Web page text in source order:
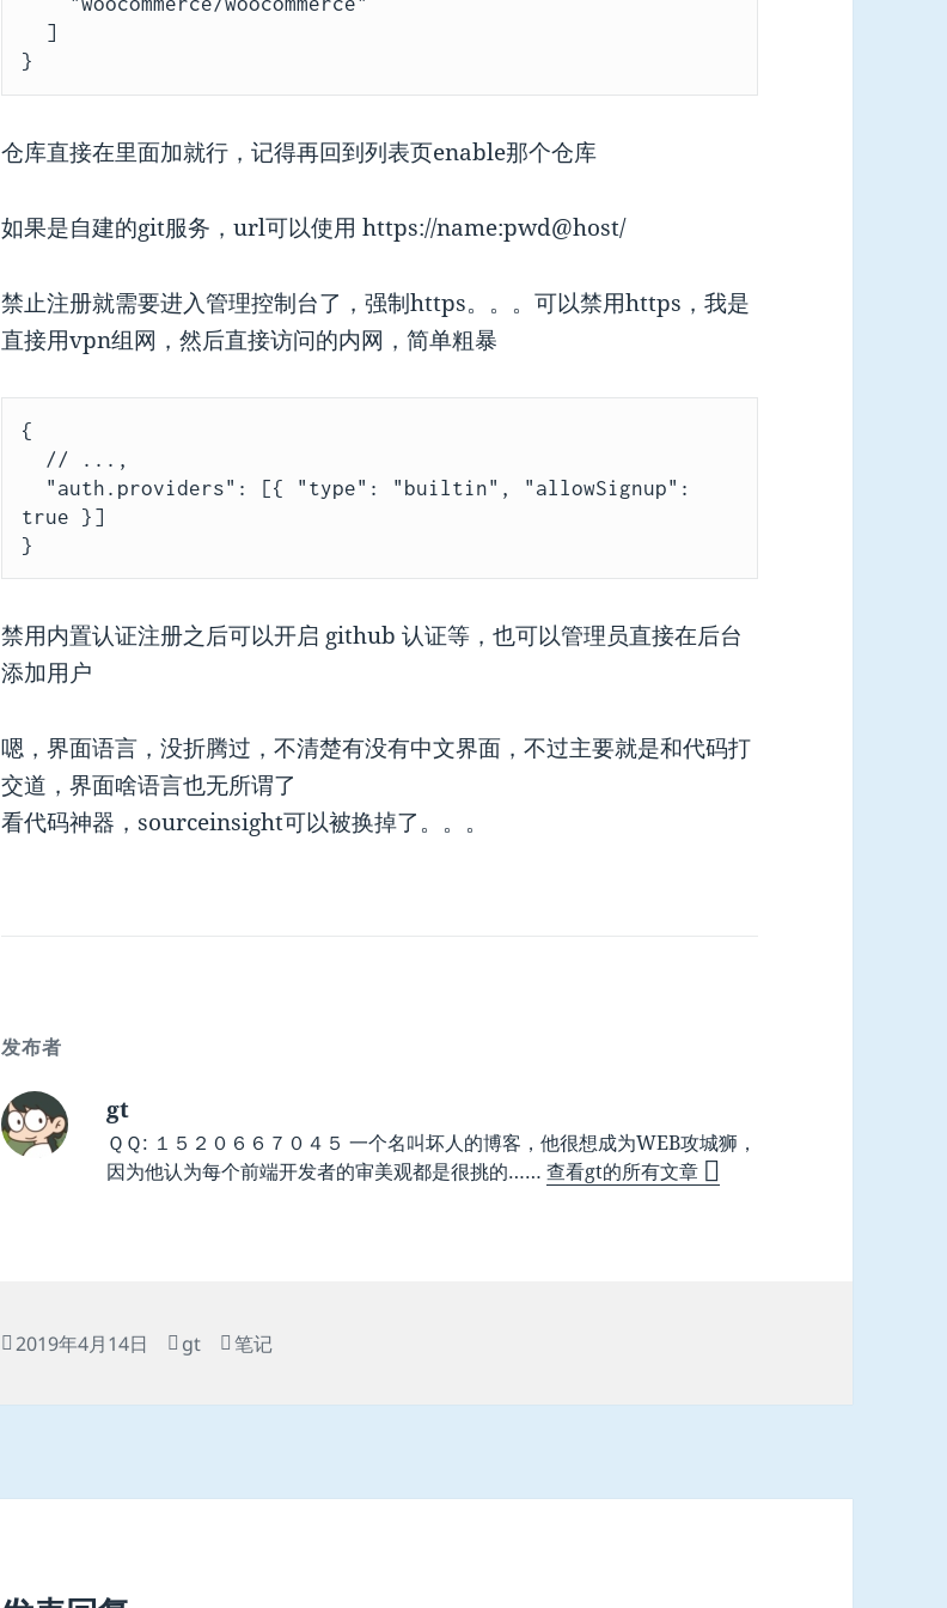
}
仓库直接在里面加就行，记得再回到列表页enable那个仓库
如果是自建的git服务，url可以使用 https://name:pwd@host/
禁止注册就需要进入管理控制台了，强制https。。。可以禁用https，我是
直接用vpn组网，然后直接访问的内网，简单粗暴
{
true }]
禁用内置认证注册之后可以开启 github 认证等，也可以管理员直接在后台
添加用户
嗯，界面语言，没折腾过，不清楚有没有中文界面，不过主要就是和代码打
交道，界面啥语言也无所谓了
看代码神器，sourceinsight可以被换掉了。。。
发布者
gt
ＱＱ: １５２０６６７０４５ 一个名叫坏人的博客，他很想成为WEB攻城狮，
因为他认为每个前端开发者的审美观都是很挑的……查看gt的所有文章
发
于
2019年4月14日
作
gt
分
笔记